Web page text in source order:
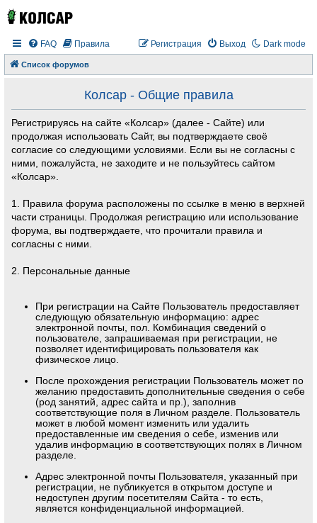
Dark mode
FAQ Правила Выход
Регистрация
Список форумов
Колсар - Общие правила
Регистрируясь на сайте «Колсар» (далее - Сайте) или
продолжая использовать Сайт, вы подтверждаете своё
согласие со следующими условиями. Если вы не согласны с
ними, пожалуйста, не заходите и не пользуйтесь сайтом
«Колсар».
1. Правила форума расположены по ссылке в меню в верхней
части страницы. Продолжая регистрацию или использование
форума, вы подтверждаете, что прочитали правила и
согласны с ними.
2. Персональные данные
При регистрации на Сайте Пользователь предоставляет
следующую обязательную информацию: адрес
электронной почты, пол. Комбинация сведений о
пользователе, запрашиваемая при регистрации, не
позволяет идентифицировать пользователя как
физическое лицо.
После прохождения регистрации Пользователь может по
желанию предоставить дополнительные сведения о себе
(род занятий, адрес сайта и пр.), заполнив
соответствующие поля в Личном разделе. Пользователь
может в любой момент изменить или удалить
предоставленные им сведения о себе, изменив или
удалив информацию в соответствующих полях в Личном
разделе.
Адрес электронной почты Пользователя, указанный при
регистрации, не публикуется в открытом доступе и
недоступен другим посетителям Сайта - то есть,
является конфиденциальной информацией.